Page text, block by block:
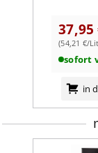
: üppig
Geschmack:
Vanillepudding,
Gartenkräuter,
37,95
(54,21 €/
sofort
in